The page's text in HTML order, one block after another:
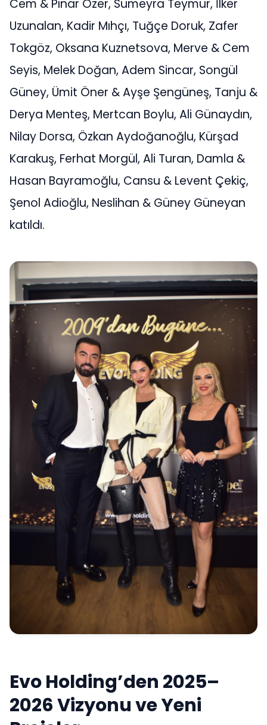
Cem & Pınar Özer, Sümeyra Teymur, İlker
Uzunalan, Kadir Mıhçı, Tuğçe Doruk, Zafer
Tokgöz, Oksana Kuznetsova, Merve & Cem
Seyis, Melek Doğan, Adem Sincar, Songül
Güney, Ümit Öner & Ayşe Şengüneş, Tanju &
Derya Menteş, Mertcan Boylu, Ali Günaydın,
Nilay Dorsa, Özkan Aydoğanoğlu, Kürşad
Karakuş, Ferhat Morgül, Ali Turan, Damla &
Hasan Bayramoğlu, Cansu & Levent Çekiç,
Şenol Adioğlu, Neslihan & Güney Güneyan
katıldı.
Evo Holding’den 2025–
2026 Vizyonu ve Yeni